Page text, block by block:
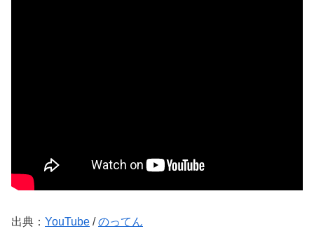
出典： YouTube /のってん